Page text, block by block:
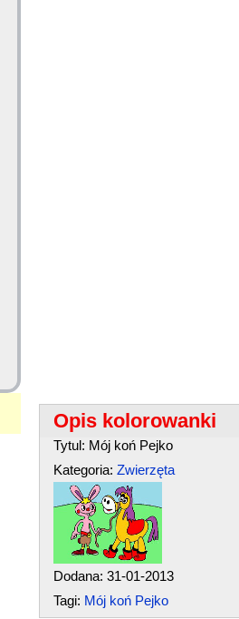
Opis kolorowanki
Tytul: Mój koń Pejko
Kategoria: Zwierzęta
Dodana: 31-01-2013
Tagi: Mój koń Pejko